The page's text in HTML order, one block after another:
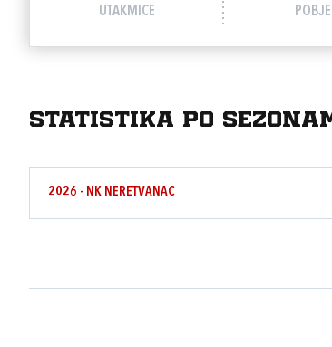
UTAKMICE
Statistika po
2026 - NK NERETVANAC